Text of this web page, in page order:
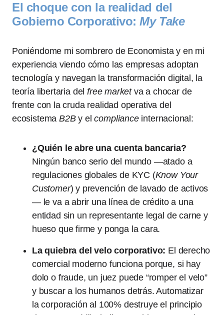
El choque con la realidad del
Gobierno Corporativo:My Take
Poniéndome mi sombrero de Economista y en mi
experiencia viendo cómo las empresas adoptan
tecnología y navegan la transformación digital, la
teoría libertaria delfree marketva a chocar de
frente con la cruda realidad operativa del
ecosistemaB2By elcomplianceinternacional:
¿Quién le abre una cuenta bancaria?
Ningún banco serio del mundo —atado a
regulaciones globales de KYC (Know Your
Customer) y prevención de lavado de activos
— le va a abrir una línea de crédito a una
entidad sin un representante legal de carne y
hueso que firme y ponga la cara.
La quiebra del velo corporativo: El derecho
comercial moderno funciona porque, si hay
dolo o fraude, un juez puede “romper el velo”
y buscar a los humanos detrás. Automatizar
la corporación al 100% destruye el principio